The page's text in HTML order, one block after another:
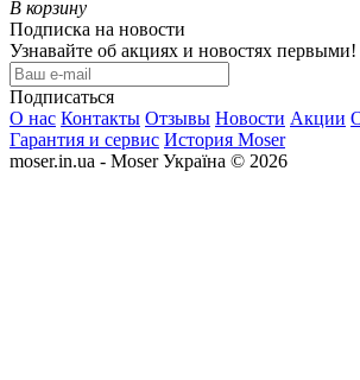
В корзину
Подписка на новости
Узнавайте об акциях и новостях первыми!
Подписаться
О нас Контакты Отзывы Новости Акции
Гарантия и сервис История Moser
moser.in.ua - Moser Україна © 2026